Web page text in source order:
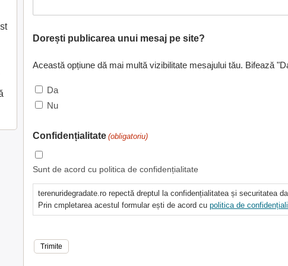
Dorești publicarea unui mesaj pe site?
Această opțiune dă mai multă vizibilitate mesajului tău. Bifează
Da
Nu
Confidențialitate (obligatoriu)
Sunt de acord cu politica de confidențialitate
terenuridegradate.ro repectă dreptul la confidențialitatea și securitatea
Prin cmpletarea acestul formular ești de acord cu politica de